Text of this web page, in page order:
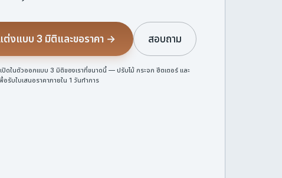
ต่งแบบ 3 มิติและขอราคา → สอบถาม
ปิดในตัวออกแบบ 3 มิติของเราที่ขนาดนี้ — ปรับไม้ กระจก ฮีตเตอร์ และ
อรับใบเสนอราคาภายใน 1 วันทำการ